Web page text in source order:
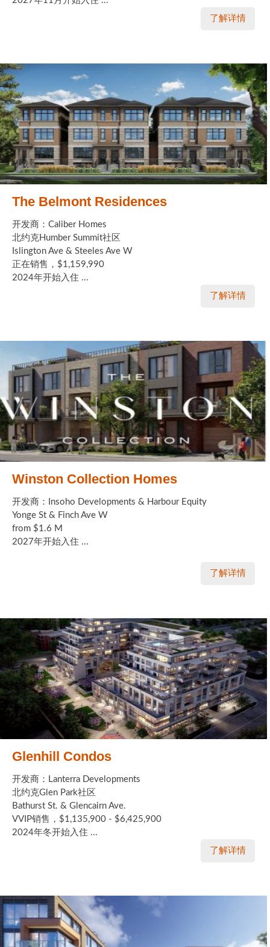
了解详情
The Belmont Residences
开发商：Caliber Homes
北约克Humber Summit社区
Islington Ave & Steeles Ave W
正在销售，$1,159,990
2024年开始入住 ...
了解详情
Winston Collection Homes
开发商：Insoho Developments & Harbour Equity
Yonge St & Finch Ave W
from $1.6 M
2027年开始入住 ...
了解详情
Glenhill Condos
开发商：Lanterra Developments
北约克Glen Park社区
Bathurst St. & Glencairn Ave.
VVIP销售，$1,135,900 - $6,425,900
2024年冬开始入住 ...
了解详情